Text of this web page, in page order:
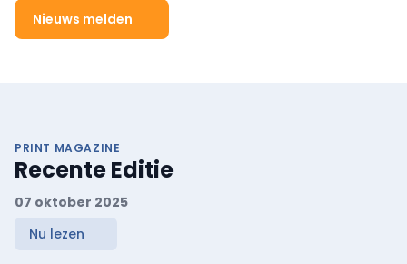
Nieuws melden
PRINT MAGAZINE
Recente Editie
07 oktober 2025
Nu lezen